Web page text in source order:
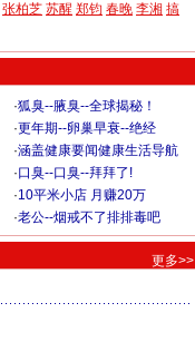
张柏芝 苏醒 郑钧 春晚 李湘 搞
·狐臭--腋臭--全球揭秘！
·更年期--卵巢早衰--绝经
·涵盖健康要闻健康生活导航
·口臭--口臭--拜拜了!
·10平米小店 月赚20万
·老公--烟戒不了排排毒吧
更多>>